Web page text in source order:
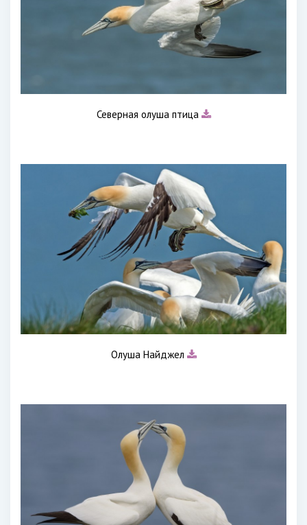
Северная олуша птица
Олуша Найджел